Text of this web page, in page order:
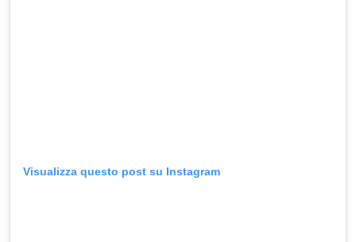
Visualizza questo post su Instagram